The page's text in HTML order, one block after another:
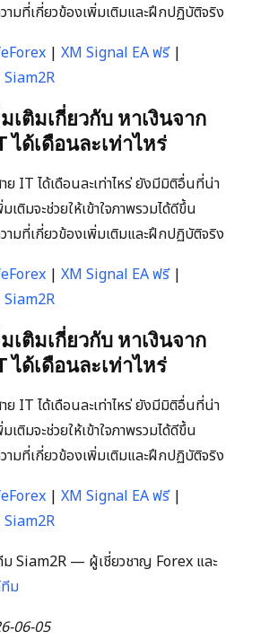
ามที่เกี่ยวข้องเพิ่มเติมและฝึกปฏิบัติจริง
| XM Signal EA ฟรี|
Siam2R
เติมเกี่ยวกับ หาเงินจาก
ได้เดือนละเท่าไหร่
ย IT ได้เดือนละเท่าไหร่ ยังมีมิติอื่นที่น่า
ติมจะช่วยให้เข้าใจภาพรวมได้ดีขึ้น
ามที่เกี่ยวข้องเพิ่มเติมและฝึกปฏิบัติจริง
| XM Signal EA ฟรี|
Siam2R
เติมเกี่ยวกับ หาเงินจาก
ได้เดือนละเท่าไหร่
ย IT ได้เดือนละเท่าไหร่ ยังมีมิติอื่นที่น่า
ติมจะช่วยให้เข้าใจภาพรวมได้ดีขึ้น
ามที่เกี่ยวข้องเพิ่มเติมและฝึกปฏิบัติจริง
| XM Signal EA ฟรี|
Siam2R
Siam2R — ผู้เชี่ยวชาญ Forex และ
ม
06-05